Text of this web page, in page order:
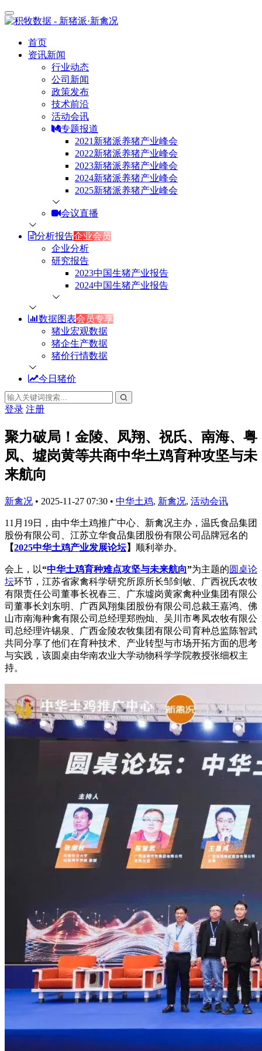
首页
资讯新闻
行业动态
公司新闻
政策发布
技术前沿
活动会讯
专题报道
2021新猪派养猪产业峰会
2022新猪派养猪产业峰会
2023新猪派养猪产业峰会
2024新猪派养猪产业峰会
2025新猪派养猪产业峰会
会议直播
分析报告企业会员
企业分析
研究报告
2023中国生猪产业报告
2024中国生猪产业报告
数据图表会员专享
猪业宏观数据
猪企生产数据
猪价行情数据
今日猪价
登录 注册
聚力破局！金陵、凤翔、祝氏、南海、粤
凤、墟岗黄等共商中华土鸡育种攻坚与未
来航向
新禽况 • 2025-11-27 07:30 • 中华土鸡, 新禽况, 活动会讯
11月19日，由中华土鸡推广中心、新禽况主办，温氏食品集团
股份有限公司、江苏立华食品集团股份有限公司品牌冠名的
【2025中华土鸡产业发展论坛】 顺利举办。
会上，以“中华土鸡育种难点攻坚与未来航向”为主题的圆桌论
坛环节，江苏省家禽科学研究所原所长邹剑敏、广西祝氏农牧
有限责任公司董事长祝春三、广东墟岗黄家禽种业集团有限公
司董事长刘东明、广西凤翔集团股份有限公司总裁王嘉鸿、佛
山市南海种禽有限公司总经理郑煦灿、吴川市粤凤农牧有限公
司总经理许锡泉、广西金陵农牧集团有限公司育种总监陈智武
共同分享了他们在育种技术、产业转型与市场开拓方面的思考
与实践，该圆桌由华南农业大学动物科学学院教授张细权主
持。